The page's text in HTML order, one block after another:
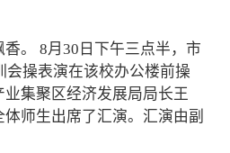
。 8月30日下午三点半，市
会操表演在该校办公楼前操
集聚区经济发展局局长王
师生出席了汇演。汇演由副